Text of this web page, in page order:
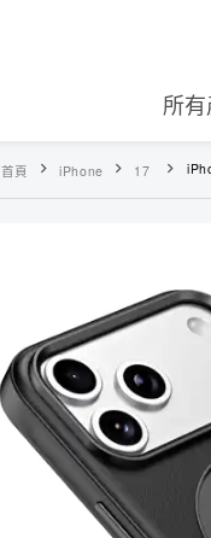
所
首頁 iPhone 17 iPhone